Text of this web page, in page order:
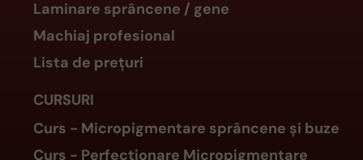
Laminare sprâncene / gene
Machiaj profesional
Lista de prețuri
CURSURI
Curs - Micropigmentare sprâncene și buze
Curs - Perfecționare Micropigmentare